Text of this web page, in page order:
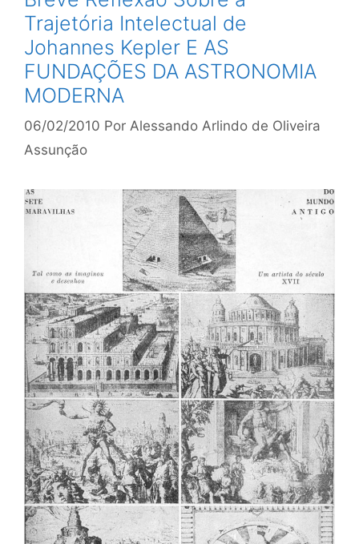
Trajetória Intelectual de
Johannes Kepler E AS
FUNDAÇÕES DA ASTRONOMIA
MODERNA
06/02/2010 Por Alessando Arlindo de Oliveira
Assunção